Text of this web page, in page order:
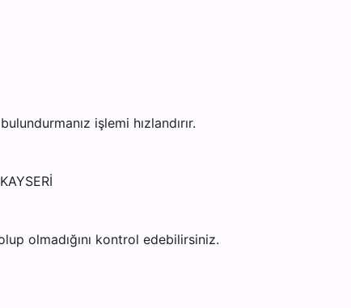
işlemi hızlandırır.
olmadığını kontrol edebilirsiniz.